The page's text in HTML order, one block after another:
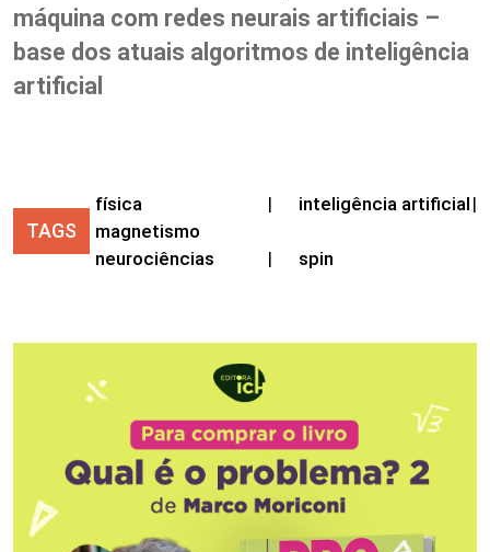
máquina com redes neurais artificiais –
base dos atuais algoritmos de inteligência
artificial
TAGS
física | inteligência artificial |
magnetismo
neurociências
| spin